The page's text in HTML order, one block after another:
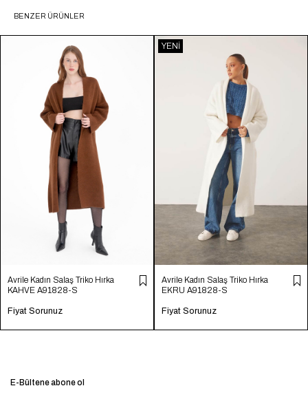
BENZER ÜRÜNLER
Avrile Kadın Salaş Triko Hırka
KAHVE A91828-S
Fiyat Sorunuz
Avrile Kadın Salaş Triko Hırka
EKRU A91828-S
Fiyat Sorunuz
YENI
E-Bültene abone ol